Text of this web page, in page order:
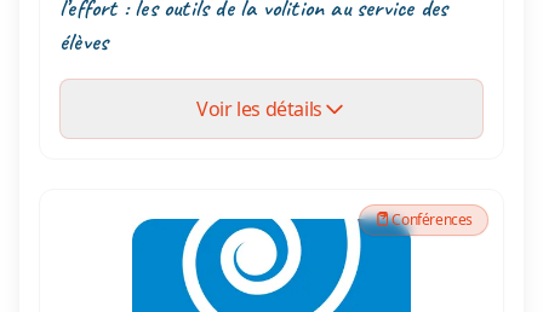
l’effort : les outils de la volition au service des
élèves
Voir les détails
Conférences